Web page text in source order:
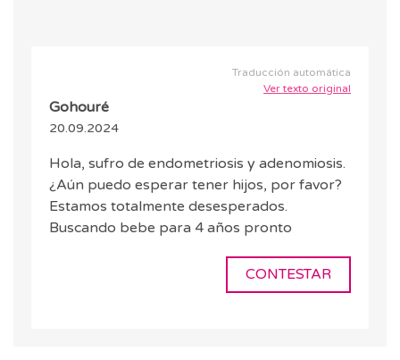
Traducción automática
Ver texto original
Gohouré
20.09.2024
Hola, sufro de endometriosis y adenomiosis.
¿Aún puedo esperar tener hijos, por favor?
Estamos totalmente desesperados.
Buscando bebe para 4 años pronto
CONTESTAR